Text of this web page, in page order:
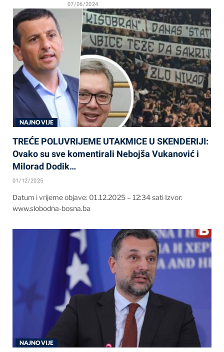
07/06/2024
NAJNOVIJE
TREĆE POLUVRIJEME UTAKMICE U SKENDERIJI:
Ovako su sve komentirali Nebojša Vukanović i
Milorad Dodik…
01/12/2025
Datum i vrijeme objave: 01.12.2025 – 12:34 sati Izvor:
www.slobodna-bosna.ba
NAJNOVIJE